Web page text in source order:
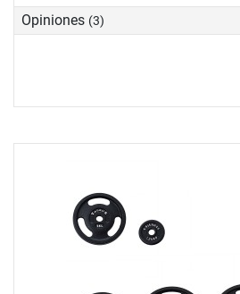
Opiniones (3)